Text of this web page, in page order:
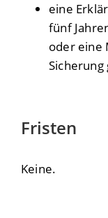
eine
fünf
oder eine
Fristen
Keine.